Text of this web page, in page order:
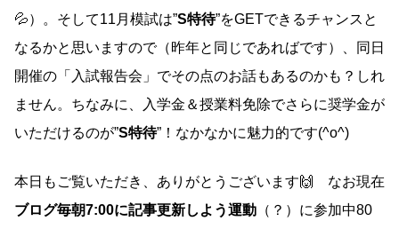
💦）。そして11月模試は”S特待”をGETできるチャンスと
なるかと思いますので（昨年と同じであればです）、同日
開催の「入試報告会」でその点のお話もあるのかも？しれ
ません。ちなみに、入学金＆授業料免除でさらに奨学金が
いただけるのが”S特待”！なかなかに魅力的です(^o^)
本日もご覧いただき、ありがとうございます🙌 なお現在
ブログ毎朝7:00に記事更新しよう運動 （？）に参加中80